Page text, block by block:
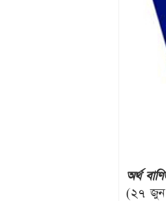
অর্থ
(২৭ জুন